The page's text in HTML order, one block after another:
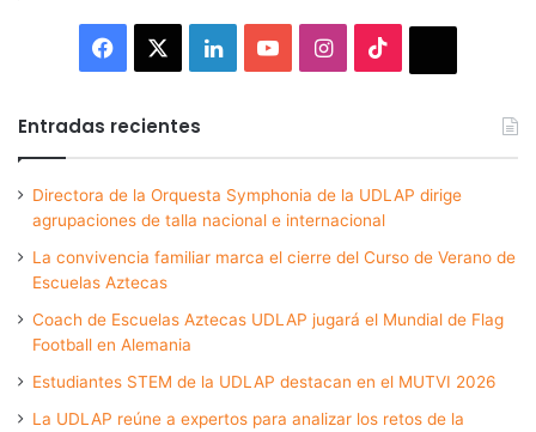
Facebook LinkedInYouTubeInstagram
Entradas recientes
Directora de la Orquesta Symphonia de la UDLAP dirige
agrupaciones de talla nacional e internacional
La convivencia familiar marca el cierre del Curso de Verano de
Escuelas Aztecas
Coach de Escuelas Aztecas UDLAP jugará el Mundial de Flag
Football en Alemania
Estudiantes STEM de la UDLAP destacan en el MUTVI 2026
La UDLAP reúne a expertos para analizar los retos de la